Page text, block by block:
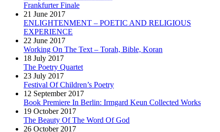
Frankfurter Finale
21 June 2017
ENLIGHTENMENT – POETIC AND RELIGIOUS
EXPERIENCE
22 June 2017
Working On The Text – Torah, Bible, Koran
18 July 2017
The Poetry Quartet
23 July 2017
Festival Of Children’s Poetry
12 September 2017
Book Premiere In Berlin: Irmgard Keun Collected Works
19 October 2017
The Beauty Of The Word Of God
26 October 2017